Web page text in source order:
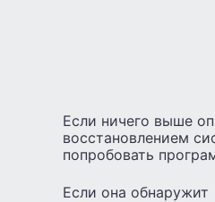
Если ничего выше
восстановлением
попробовать
Если она обнаружит